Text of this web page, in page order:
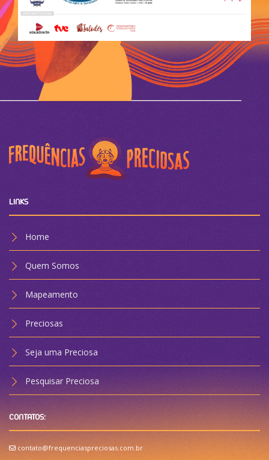
LINKS
Home
Quem Somos
Mapeamento
Preciosas
Seja uma Preciosa
Pesquisar Preciosa
CONTATOS:
contato@frequenciaspreciosas.com.br